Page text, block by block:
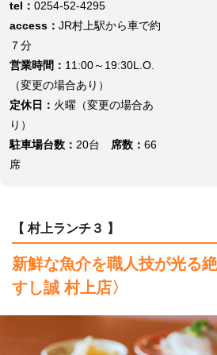
tel： 0254-52-4295
access： JR村上駅から車で約
７分
営業時間： 11:00～19:30L.O.
（変更の場合あり）
定休日： 火曜（変更の場合あ
り）
駐車場台数： 20台 席数： 66
席
【 村上ランチ３ 】
新鮮な魚介を職人技が光る
すし誠 村上店〉